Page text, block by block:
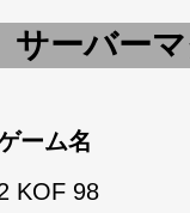
サーバー
ーム名
KOF 98